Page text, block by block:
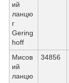
ий
ланцю
г
Gering
hoff
Мисов
ий
ланцю
34856